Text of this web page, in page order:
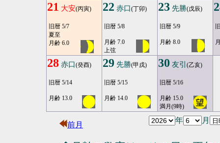
21 大安(丙寅)
旧暦 5/7
夏至
月齢 6.0
22 赤口(丁卯)
旧暦 5/8
月齢 7.0
上弦
23 先勝(戊辰)
旧暦 5/9
月齢 8.0
28 赤口(癸酉)
旧暦 5/14
月齢 13.0
29 先勝(甲戌)
旧暦 5/15
月齢 14.0
30 友引 (乙亥)
旧暦 5/16
月齢 15.0
満月(9時)
前月
年 月